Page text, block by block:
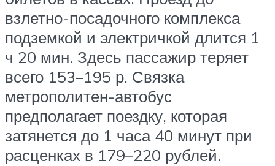
взлетно-посадочного комплекса
подземкой и электричкой длится 1
ч 20 мин. Здесь пассажир теряет
всего 153–195 р. Связка
метрополитен-автобус
предполагает поездку, которая
затянется до 1 часа 40 минут при
расценках в 179–220 рублей.